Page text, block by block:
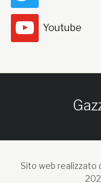
Youtube
Sito web realizzato